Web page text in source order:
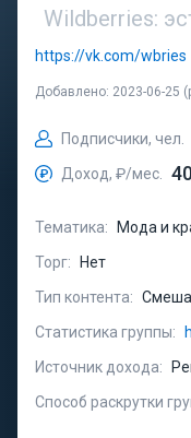
Wildberries:
https://vk.com/wbries
Добавлено: 2023-06-25
Подписчики, чел.
Доход, ₽/мес.
Тематика:
Мода и
Торг:
Нет
Тип контента:
Статистика группы:
Источник дохода:
Способ раскрутки